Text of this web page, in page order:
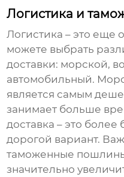
Логистика и
Логистика – это еще
можете выбрать
доставки: морской,
автомобильный.
является самым
занимает больше
доставка – это
дорогой вариант.
таможенные
значительно